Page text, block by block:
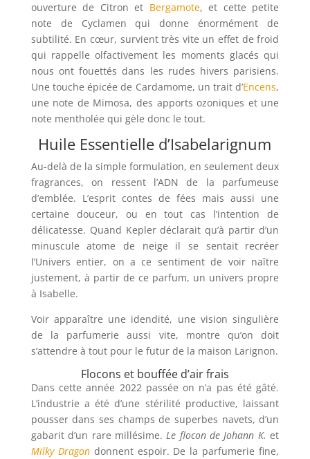
ouverture de Citron et Bergamote, et cette petite
note de Cyclamen qui donne énormément de
subtilité. En cœur, survient très vite un effet de froid
qui rappelle olfactivement les moments glacés qui
nous ont fouettés dans les rudes hivers parisiens.
Une touche épicée de Cardamome, un trait d’Encens,
une note de Mimosa, des apports ozoniques et une
note mentholée qui gèle donc le tout.
Huile Essentielle d’Isabelarignum
Au-delà de la simple formulation, en seulement deux
fragrances, on ressent l’ADN de la parfumeuse
d’emblée. L’esprit contes de fées mais aussi une
certaine douceur, ou en tout cas l’intention de
délicatesse. Quand Kepler déclarait qu’à partir d’un
minuscule atome de neige il se sentait recréer
l’Univers entier, on a ce sentiment de voir naître
justement, à partir de ce parfum, un univers propre
à Isabelle.
Voir apparaître une idendité, une vision singulière
de la parfumerie aussi vite, montre qu’on doit
s’attendre à tout pour le futur de la maison Larignon.
Flocons et bouffée d’air frais
Dans cette année 2022 passée on n’a pas été gâté.
L’industrie a été d’une stérilité productive, laissant
pousser dans ses champs de superbes navets, d’un
gabarit d’un rare millésime.Le flocon de Johann K. et
Milky Dragondonnent espoir. De la parfumerie fine,